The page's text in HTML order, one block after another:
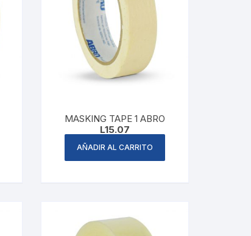
MASKING TAPE 1 ABRO
L15.07
AÑADIR AL CARRITO